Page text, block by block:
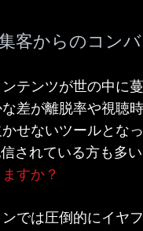
客からのコン
テンツが世の中に
差が離脱率や視聴
せないツールとな
されている方も多い
すか？
では圧倒的にイヤ